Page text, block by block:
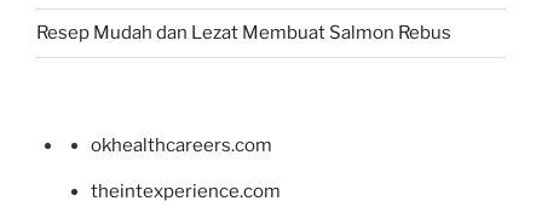
Resep Mudah dan Lezat Membuat Salmon Rebus
okhealthcareers.com
theintexperience.com